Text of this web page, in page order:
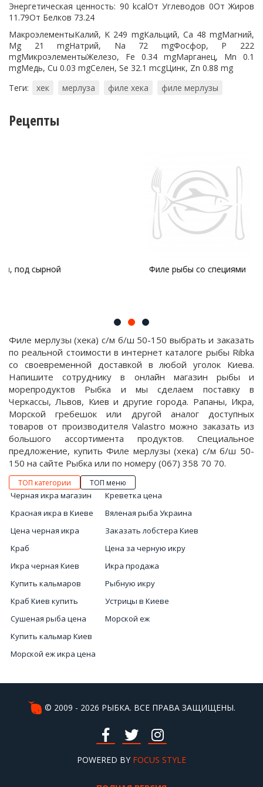
Энергетическая ценность: 90 kcalОт Углеводов 0От Жиров
11.79От Белков 73.24
МакроэлементыКалий, K 249 mgКальций, Ca 48 mgМагний,
Mg 21 mgНатрий, Na 72 mgФосфор, P 222
mgМикроэлементыЖелезо, Fe 0.34 mgМарганец, Mn 0.1
mgМедь, Cu 0.03 mgСелен, Se 32.1 mcgЦинк, Zn 0.88 mg
Теги:
хек мерлуза филе хека филе мерлузы
Рецепты
Филе рыбы со специями
Филе мерлузы (хека) с/м б/ш 50-150 выбрать и заказать
по реальной стоимости в интернет каталоге рыбы Ribka
со своевременной доставкой в любой уголок Киева.
Напишите сотруднику в онлайн магазин рыбы и
морепродуктов Рыбка и мы сделаем поставку в
Черкассы, Львов, Киев и другие города. Рапаны, Икра,
Морской гребешок или другой аналог доступных
товаров от производителя Valastro можно заказать из
большого ассортимента продуктов. Специальное
предложение, купить Филе мерлузы (хека) с/м б/ш 50-
150 на сайте Рыбка или по номеру (067) 358 70 70.
ТОП категории ТОП меню
Черная икра магазин
Красная икра в Киеве
Цена черная икра
Краб
Икра черная Киев
Купить кальмаров
Краб Киев купить
Сушеная рыба цена
Креветка цена
Вяленая рыба Украина
Заказать лобстера Киев
Цена за черную икру
Икра продажа
Рыбную икру
Устрицы в Киеве
Морской еж
Купить кальмар Киев
Морской еж икра цена
Купить гребешки
Красная икра заказать
Купить рапаны Киев
© 2009 - 2026 РЫБКА. ВСЕ ПРАВА ЗАЩИЩЕНЫ.
POWERED BY FOCUS STYLE